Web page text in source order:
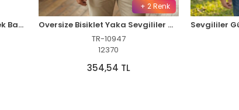
Sevgili Çift Kombini Örümcek Baskılı Kapüşonlu Sweatshirt Hoodie - Siyah
+ 2 Renk
Oversize Bisiklet Yaka Sevgililer Günü Baskılı Sweatshirt - Beyaz
TR-10947
12370
354,54 TL